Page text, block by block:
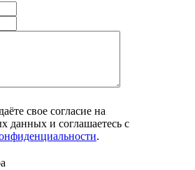
свое согласие на
данных и соглашаетесь с
.